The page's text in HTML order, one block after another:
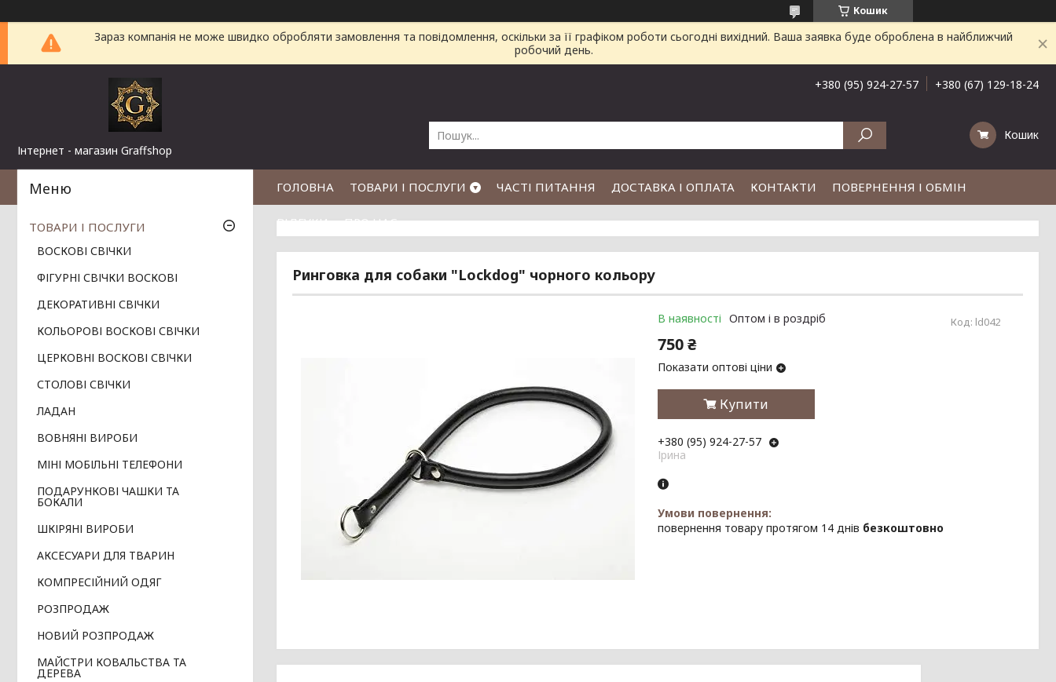
Кошик
Зараз компанія не може швидко обробляти замовлення та повідомлення, оскільки за її графіком роботи сьогодні вихідний. Ваша заявка буде оброблена в найближчий
робочий день.
Інтернет - магазин Graffshop
+380 (95) 924-27-57 +380 (67) 129-18-24
Кошик
ГОЛОВНА ТОВАРИ І ПОСЛУГИ ЧАСТІ ПИТАННЯ ДОСТАВКА І ОПЛАТА КОНТАКТИ ПОВЕРНЕННЯ І ОБМІН
ВІДГУКИ ПРО НАС
Ринговка для собаки "Lockdog" чорного кольору
В наявності Оптом і в роздріб Код: ld042
750 ₴
Показати оптові ціни
Купити
+380 (95) 924-27-57
Ірина
повернення товару протягом 14 днів безкоштовно
ТОВАРИ І ПОСЛУГИ
ВОСКОВІ СВІЧКИ
ФІГУРНІ СВІЧКИ ВОСКОВІ
ДЕКОРАТИВНІ СВІЧКИ
КОЛЬОРОВІ ВОСКОВІ СВІЧКИ
ЦЕРКОВНІ ВОСКОВІ СВІЧКИ
СТОЛОВІ СВІЧКИ
ЛАДАН
ВОВНЯНІ ВИРОБИ
МІНІ МОБІЛЬНІ ТЕЛЕФОНИ
ПОДАРУНКОВІ ЧАШКИ ТА
БОКАЛИ
ШКІРЯНІ ВИРОБИ
АКСЕСУАРИ ДЛЯ ТВАРИН
КОМПРЕСІЙНИЙ ОДЯГ
РОЗПРОДАЖ
НОВИЙ РОЗПРОДАЖ
МАЙСТРИ КОВАЛЬСТВА ТА
ДЕРЕВА